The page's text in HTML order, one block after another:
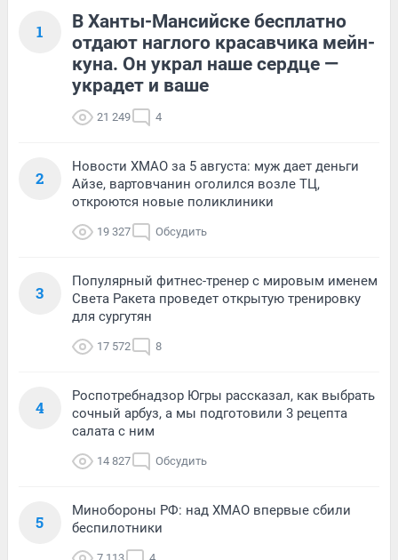
1
В Ханты-Мансийске бесплатно
отдают наглого красавчика мейн-
куна. Он украл наше сердце —
украдет и ваше
21 249 4
2
Новости ХМАО за 5 августа: муж дает деньги
Айзе, вартовчанин оголился возле ТЦ,
откроются новые поликлиники
19 327 Обсудить
3
Популярный фитнес-тренер с мировым именем
Света Ракета проведет открытую тренировку
для сургутян
17 572 8
4
Роспотребнадзор Югры рассказал, как выбрать
сочный арбуз, а мы подготовили 3 рецепта
салата с ним
14 827 Обсудить
5
Минобороны РФ: над ХМАО впервые сбили
беспилотники